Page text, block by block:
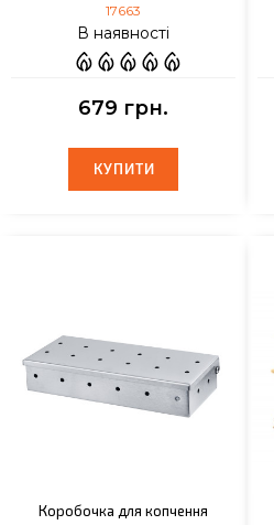
17663
В наявності
679 грн.
КУПИТИ
КУПИТИ
Коробочка для копчення